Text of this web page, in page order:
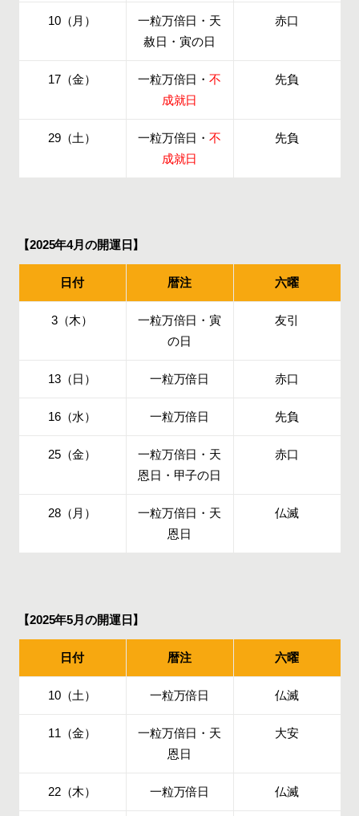
10（月）
一粒万倍日・天
赦日・寅の日
赤口
17（金） 一粒万倍日・不
成就日
先負
29（土） 一粒万倍日・不
成就日
先負
【2025年4月の開運日】
日付 暦注 六曜
3（木）
一粒万倍日・寅
の日
友引
13（日） 一粒万倍日 赤口
16（水） 一粒万倍日 先負
25（金）
一粒万倍日・天
恩日・甲子の日
赤口
28（月）
一粒万倍日・天
恩日
仏滅
【2025年5月の開運日】
日付 暦注 六曜
10（土） 一粒万倍日 仏滅
11（金）
一粒万倍日・天
恩日
大安
22（木） 一粒万倍日 仏滅